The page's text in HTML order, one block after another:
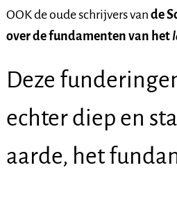
OOK de oude schrijvers van de
over de fundamenten van het
Deze
echter diep en
aarde, het